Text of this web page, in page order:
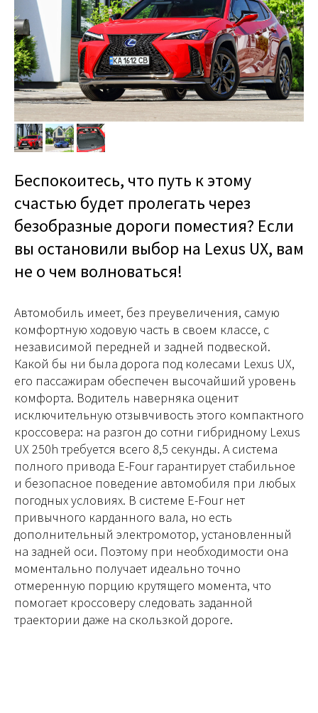
Беспокоитесь, что путь к этому
счастью будет пролегать через
безобразные дороги поместия? Если
вы остановили выбор на Lexus UX, вам
не о чем волноваться!
Автомобиль имеет, без преувеличения, самую
комфортную ходовую часть в своем классе, с
независимой передней и задней подвеской.
Какой бы ни была дорога под колесами Lexus UX,
его пассажирам обеспечен высочайший уровень
комфорта. Водитель наверняка оценит
исключительную отзывчивость этого компактного
кроссовера: на разгон до сотни гибридному Lexus
UX 250h требуется всего 8,5 секунды. А система
полного привода E-Four гарантирует стабильное
и безопасное поведение автомобиля при любых
погодных условиях. В системе E-Four нет
привычного карданного вала, но есть
дополнительный электромотор, установленный
на задней оси. Поэтому при необходимости она
моментально получает идеально точно
отмеренную порцию крутящего момента, что
помогает кроссоверу следовать заданной
траектории даже на скользкой дороге.